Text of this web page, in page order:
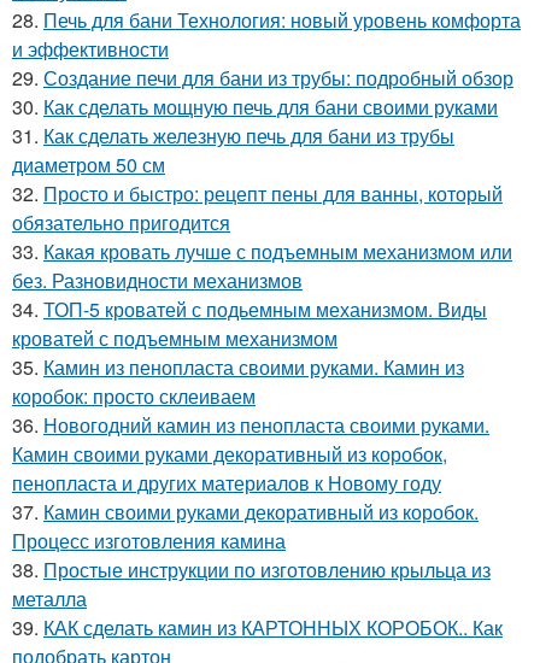
28. Печь для бани Технология: новый уровень комфорта
и эффективности
29. Создание печи для бани из трубы: подробный обзор
30. Как сделать мощную печь для бани своими руками
31. Как сделать железную печь для бани из трубы
диаметром 50 см
32. Просто и быстро: рецепт пены для ванны, который
обязательно пригодится
33. Какая кровать лучше с подъемным механизмом или
без. Разновидности механизмов
34. ТОП-5 кроватей с подьемным механизмом. Виды
кроватей с подъемным механизмом
35. Камин из пенопласта своими руками. Камин из
коробок: просто склеиваем
36. Новогодний камин из пенопласта своими руками.
Камин своими руками декоративный из коробок,
пенопласта и других материалов к Новому году
37. Камин своими руками декоративный из коробок.
Процесс изготовления камина
38. Простые инструкции по изготовлению крыльца из
металла
39. КАК сделать камин из КАРТОННЫХ КОРОБОК.. Как
подобрать картон